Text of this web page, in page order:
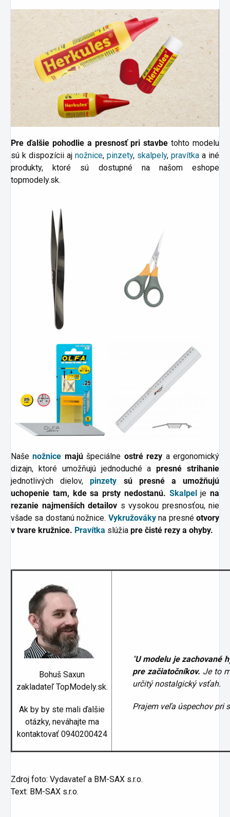
Pre ďalšie pohodlie a presnosť pri stavbe tohto modelu
sú k dispozícii aj nožnice, pinzety, skalpely, pravítka a iné
produkty, ktoré sú dostupné na našom eshope
topmodely.sk.
Našenožnice majúšpeciálne ostré rezy a ergonomický
dizajn, ktoré umožňujú jednoduché a presné strihanie
jednotlivých dielov,pinzety sú presné a umožňujú
uchopenie tam, kde sa prsty nedostanú. Skalpelje na
rezanie najmenších detailov s vysokou presnosťou, nie
všade sa dostanú nožnice. Vykružováky na presnéotvory
v tvare kružnice. Pravítka slúžia pre čisté rezy a ohyby.
Bohuš Saxun
zakladateľ TopModely.sk.
Ak by by ste mali ďalšie
otázky, neváhajte ma
kontaktovať 0940200424
"U modelu je zachované
prezačiatočníkov. Je to
určitý nostalgický vsťah.
Prajem veľa úspechov pri
Zdroj foto: Vydavateľ a BM-SAX s.r.o.
Text: BM-SAX s.r.o.